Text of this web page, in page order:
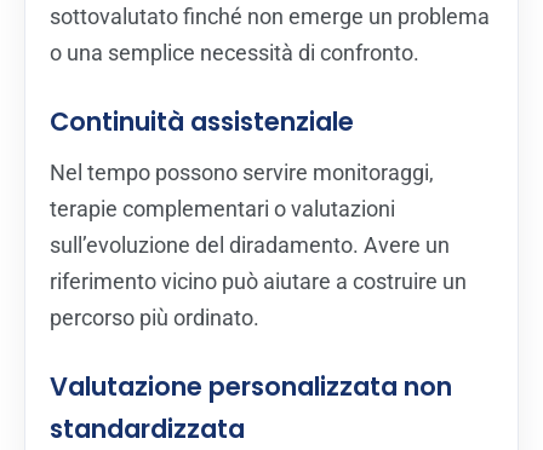
sottovalutato finché non emerge un problema
o una semplice necessità di confronto.
Continuità assistenziale
Nel tempo possono servire monitoraggi,
terapie complementari o valutazioni
sull’evoluzione del diradamento. Avere un
riferimento vicino può aiutare a costruire un
percorso più ordinato.
Valutazione personalizzata non
standardizzata